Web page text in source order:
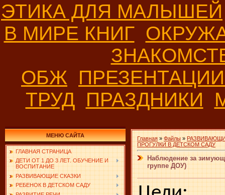
ЭТИКА ДЛЯ МАЛЫШЕЙ
В МИРЕ КНИГ
ОБЖ
ТРУД ПРАЗДНИКИ
МЕНЮ САЙТА
ГЛАВНАЯ СТРАНИЦА
ДЕТИ ОТ 1 ДО 3 ЛЕТ. ОБУЧЕНИЕ И
ВОСПИТАНИЕ
РАЗВИВАЮЩИЕ СКАЗКИ
РЕБЕНОК В ДЕТСКОМ САДУ
Главная » Файлы »
ПРОГУЛКИ В ДЕТСКОМ САДУ
Наблюдение за
группе ДОУ)